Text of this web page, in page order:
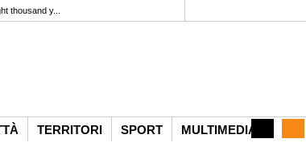
TERRITORI SPORT
MULTIMEDIA
thousand y...